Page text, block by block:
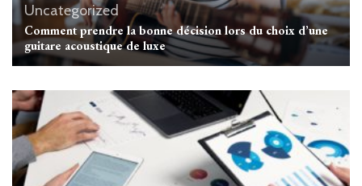
Uncategorized
Comment prendre la bonne décision lors du choix d’une
guitare acoustique de luxe